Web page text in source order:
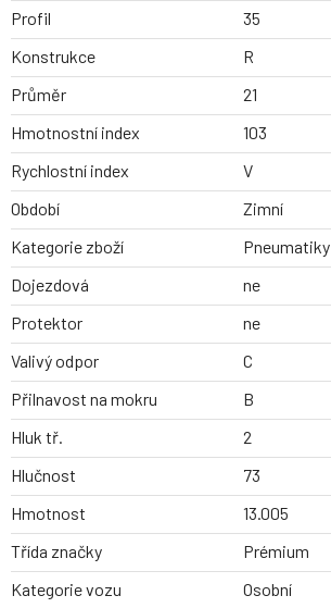
Profil
35
Konstrukce
R
Průměr
21
Hmotnostní index
103
Rychlostní index
V
Období
Zimní
Kategorie zboží
Pneumatiky
Dojezdová
ne
Protektor
ne
Valivý odpor
C
Přilnavost na mokru
B
Hluk tř.
2
Hlučnost
73
Hmotnost
13.005
Třída značky
Prémium
Kategorie vozu
Osobní